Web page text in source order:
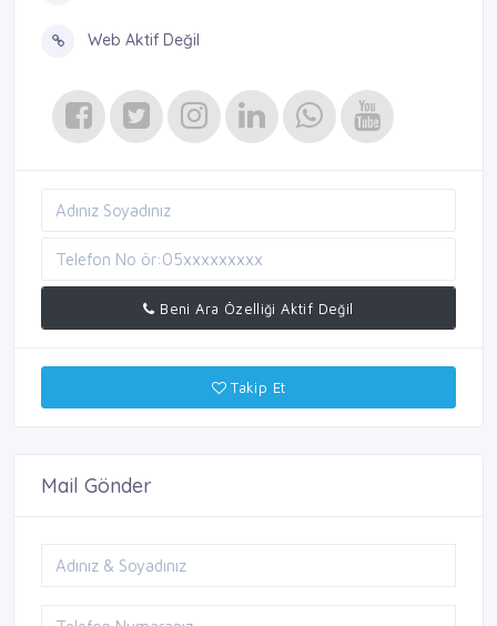
Web Aktif Değil
Beni Ara Özelliği Aktif Değil
Takip Et
Mail Gönder